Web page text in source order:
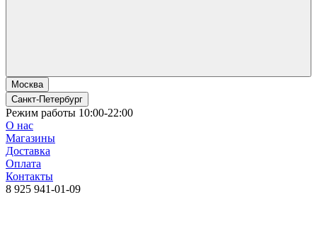
Москва
Санкт-Петербург
Режим работы 10:00-22:00
О нас
Магазины
Доставка
Оплата
Контакты
8 925 941-01-09